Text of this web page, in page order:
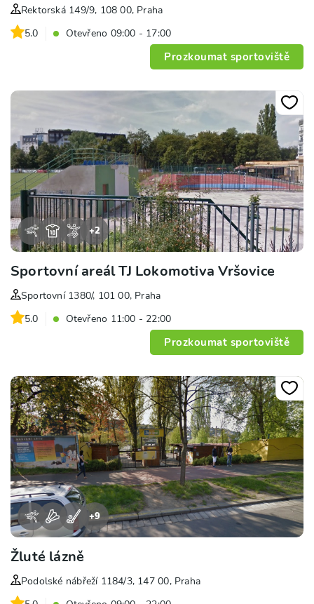
Rektorská 149/9, 108 00, Praha
5.0
Otevřeno 09:00 - 17:00
Prozkoumat sportoviště
+2
Sportovní areál TJ Lokomotiva Vršovice
Sportovní 1380/, 101 00, Praha
5.0
Otevřeno 11:00 - 22:00
Prozkoumat sportoviště
+9
Žluté lázně
Podolské nábřeží 1184/3, 147 00, Praha